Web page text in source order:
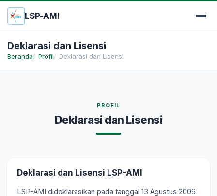
LSP-AMI
Deklarasi dan Lisensi
Beranda Profil Deklarasi dan Lisensi
PROFIL
Deklarasi dan Lisensi
Deklarasi dan Lisensi LSP-AMI
LSP-AMI dideklarasikan pada tanggal 13 Agustus 2009